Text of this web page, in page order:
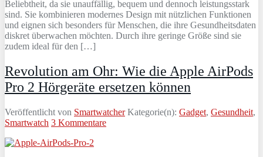
Beliebtheit, da sie unauffällig, bequem und dennoch leistungsstark
sind. Sie kombinieren modernes Design mit nützlichen Funktionen
und eignen sich besonders für Menschen, die ihre Gesundheitsdaten
diskret überwachen möchten. Durch ihre geringe Größe sind sie
zudem ideal für den […]
Revolution am Ohr: Wie die Apple AirPods
Pro 2 Hörgeräte ersetzen können
Veröffentlicht von Smartwatcher Kategorie(n): Gadget, Gesundheit,
Smartwatch 3 Kommentare